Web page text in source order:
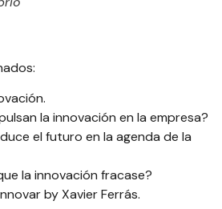
.
la innovación en la empresa?
el futuro en la agenda de la
la innovación fracase?
by Xavier Ferrás.